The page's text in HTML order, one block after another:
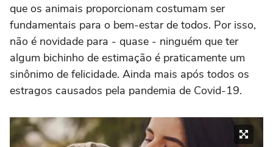
que os animais proporcionam costumam ser
fundamentais para o bem-estar de todos. Por isso,
não é novidade para - quase - ninguém que ter
algum bichinho de estimação é praticamente um
sinônimo de felicidade. Ainda mais após todos os
estragos causados pela pandemia de Covid-19.